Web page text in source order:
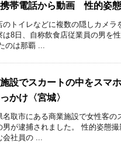
帯電話から動画 性的姿
トイレなどに複数の隠しカメ
8日、自称飲食店従業員の男を
のは那覇 ...
設でスカートの中をス
かけ〈宮城〉
名取市にある商業施設で女性客
が逮捕されました。 性的姿態
会社員の ...